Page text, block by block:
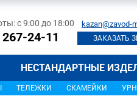
с 9:00 до 18:00
24-11
kazan@zavod-
ЗАКАЗАТЬ
НЕСТАНДАРТНЫЕ
ТЕЛЕЖКИ СКАМЕЙКИ